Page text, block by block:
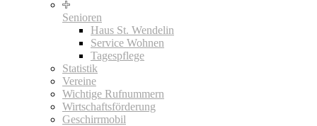
Senioren
Haus St. Wendelin
Service Wohnen
Tagespflege
Statistik
Vereine
Wichtige Rufnummern
Wirtschaftsförderung
Geschirrmobil